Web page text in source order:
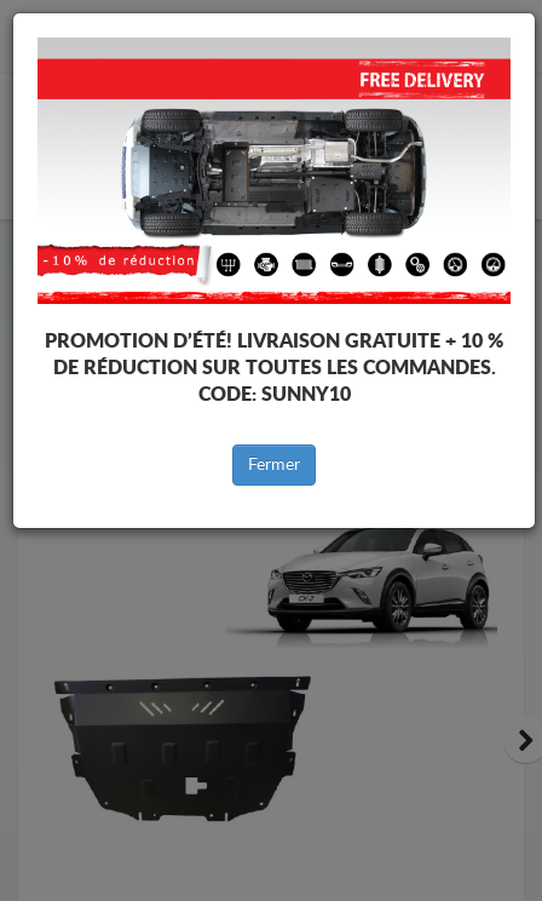
info@protectionsousmoteur.eu
Protection Sous Moteur Mazda
Protection Sous Moteur Mazda CX3
Marques
PROMOTION D’ÉTÉ! LIVRAISON GRATUITE + 10 %
DE RÉDUCTION SUR TOUTES LES COMMANDES.
CODE: SUNNY10
Fermer